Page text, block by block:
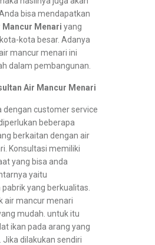
bisa mendapatkan
Mancur Menari yang
kota besar. Adanya
mancur menari ini
dalam pembangunan.
Air Mancur Menari
dengan customer service
beberapa
berkaitan dengan air
Konsultasi memiliki
yang bisa anda
yaitu
yang berkualitas.
air mancur menari
mudah. untuk itu
ikan pada arang yang
Jika dilakukan sendiri